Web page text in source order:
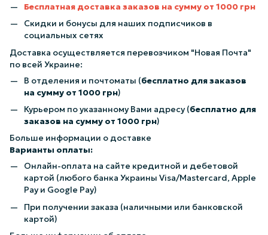
Бесплатная доставка заказов на сумму от 1000 грн
Скидки и бонусы для наших подписчиков в
социальных сетях
Доставка осуществляется перевозчиком "Новая Почта"
по всей Украине:
В отделения и почтоматы (бесплатно для заказов
на сумму от 1000 грн)
Курьером по указанному Вами адресу (бесплатно для
заказов на сумму от 1000 грн)
Больше информации о доставке
Варианты оплаты:
Онлайн-оплата на сайте кредитной и дебетовой
картой (любого банка Украины Visa/Mastercard, Apple
Pay и Google Pay)
При получении заказа (наличными или банковской
картой)